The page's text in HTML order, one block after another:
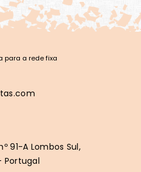
para a rede fixa
91-A Lombos Sul,
Portugal